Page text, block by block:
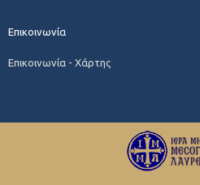
Επικοινωνία
Επικοινωνία - Χάρτης